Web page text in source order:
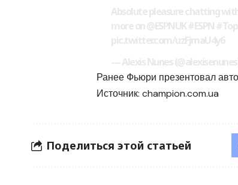
Ранее Фьюри презентовал
Источник: champion.com.ua
Поделиться этой статьей